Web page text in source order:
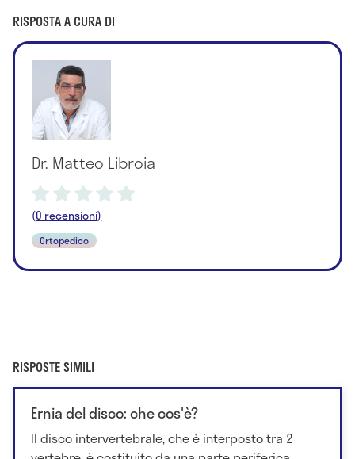
RISPOSTA A CURA DI
Dr. Matteo Libroia
(0 recensioni)
Ortopedico
RISPOSTE SIMILI
Ernia del disco: che cos'è?
Il disco intervertebrale, che è interposto tra 2